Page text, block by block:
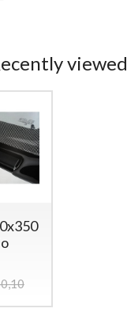
viewed